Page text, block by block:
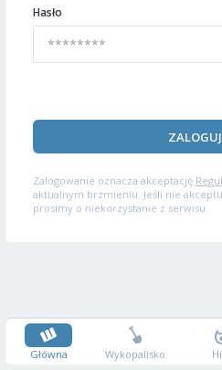
Hasło
Zalogowanie oznacza akceptację
aktualnym brzmieniu. Jeśli nie
prosimy o niekorzystanie z serwisu.
Główna Wykopalisko